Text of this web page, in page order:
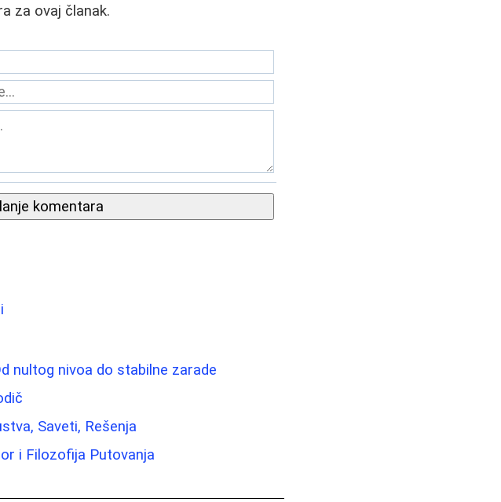
za ovaj članak.
komentara
nultog nivoa do stabilne zarade
Saveti, Rešenja
i Filozofija Putovanja